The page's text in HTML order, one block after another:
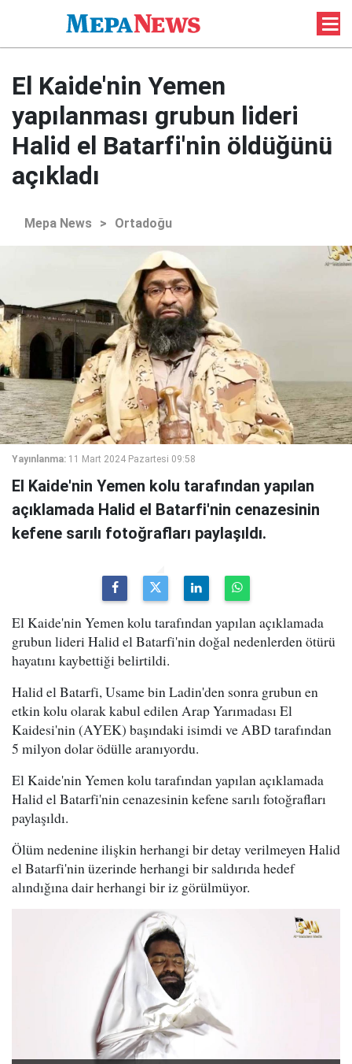
El Kaide'nin Yemen
yapılanması grubun lideri
Halid el Batarfi'nin öldüğünü
açıkladı
Mepa News > Ortadoğu
Yayınlanma: 11 Mart 2024 Pazartesi 09:58
El Kaide'nin Yemen kolu tarafından yapılan
açıklamada Halid el Batarfi'nin cenazesinin
kefene sarılı fotoğrafları paylaşıldı.
El Kaide'nin Yemen kolu tarafından yapılan açıklamada
grubun lideri Halid el Batarfi'nin doğal nedenlerden ötürü
hayatını kaybettiği belirtildi.
Halid el Batarfi, Usame bin Ladin'den sonra grubun en
etkin kolu olarak kabul edilen Arap Yarımadası El
Kaidesi'nin (AYEK) başındaki isimdi ve ABD tarafından
5 milyon dolar ödülle aranıyordu.
El Kaide'nin Yemen kolu tarafından yapılan açıklamada
Halid el Batarfi'nin cenazesinin kefene sarılı fotoğrafları
paylaşıldı.
Ölüm nedenine ilişkin herhangi bir detay verilmeyen Halid
el Batarfi'nin üzerinde herhangi bir saldırıda hedef
alındığına dair herhangi bir iz görülmüyor.